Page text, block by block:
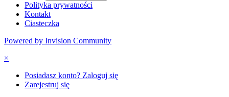
Polityka prywatności
Kontakt
Ciasteczka
Powered by Invision Community
×
Posiadasz konto? Zaloguj się
Zarejestruj się